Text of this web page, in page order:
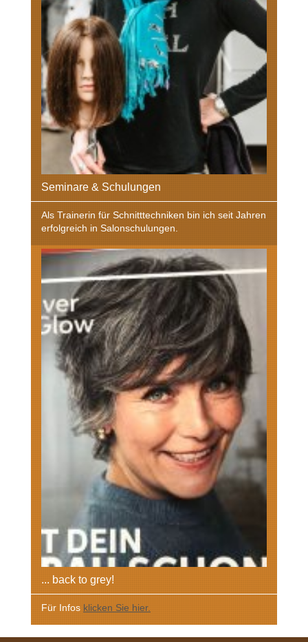
Seminare & Schulungen
Als Trainerin für Schnitttechniken bin ich seit Jahren
erfolgreich in Salonschulungen.
... back to grey!
Für Infos klicken Sie hier.